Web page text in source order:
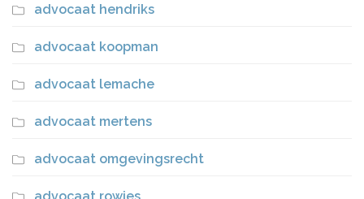
advocaat hendriks
advocaat koopman
advocaat lemache
advocaat mertens
advocaat omgevingsrecht
advocaat rowies